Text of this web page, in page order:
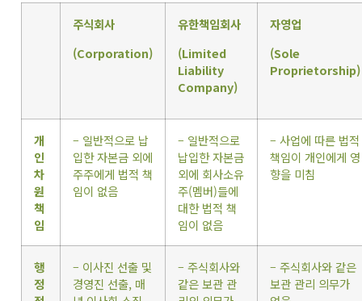
주식회사
(Corporation)
유한책임회사
(Limited
Liability
Company)
자영업
(Sole
Proprietorship)
개
인
차
원
책
임
– 일반적으로 납
입한 자본금 외에
주주에게 법적 책
임이 없음
– 일반적으로
납입한 자본금
외에 회사소유
주(멤버)들에
대한 법적 책
임이 없음
– 사업에 따른 법적
책임이 개인에게 영
향을 미침
행
정
– 이사진 선출 및
경영진 선출, 매
– 주식회사와
같은 보관 관
– 주식회사와 같은
보관 관리 의무가